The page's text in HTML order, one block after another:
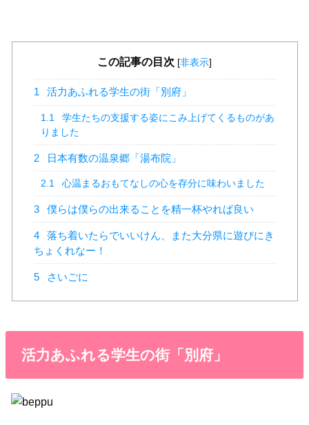
この記事の目次 [非表示]
1 活力あふれる学生の街「別府」
1.1
学生たちの支援する姿にこみ上げてくるものがあ
りました
2 日本有数の温泉郷「湯布院」
2.1 心温まるおもてなしの心を存分に味わいました
3 僕らは僕らの出来ることを精一杯やれば良い
4
落ち着いたらでいいけん、また大分県に遊びにき
ちょくれなー！
5 さいごに
活力あふれる学生の街「別府」